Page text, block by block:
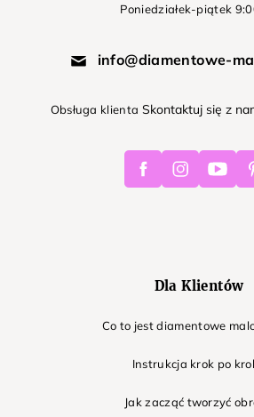
Poniedziałek-piątek
info@diamentowe-
Obsługa klienta Skontaktuj się z
FacebookInstagram
Dla Klientów
Co to jest diamentowe
Instrukcja krok po
Jak zacząć tworzyć